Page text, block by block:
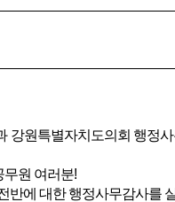
원특별자치도의회 행정
무원 여러분!
반에 대한 행정사무감사를